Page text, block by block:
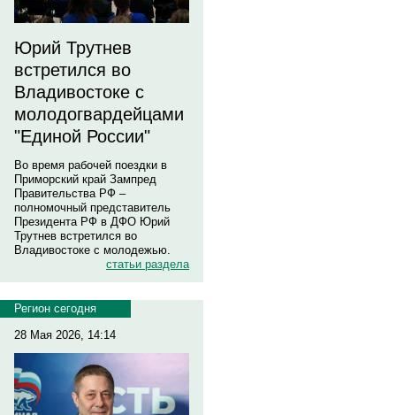
Юрий Трутнев
встретился во
Владивостоке с
молодогвардейцами
"Единой России"
Во время рабочей поездки в
Приморский край Зампред
Правительства РФ –
полномочный представитель
Президента РФ в ДФО Юрий
Трутнев встретился во
Владивостоке с молодежью.
статьи раздела
Регион сегодня
28 Мая 2026, 14:14